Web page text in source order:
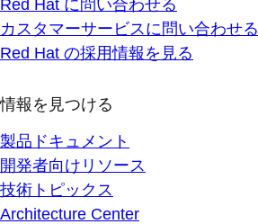
Red Hat に問い合わせる
カスタマーサービスに問い合わせる
Red Hat の採用情報を見る
情報を見つける
製品ドキュメント
開発者向けリソース
技術トピックス
Architecture Center